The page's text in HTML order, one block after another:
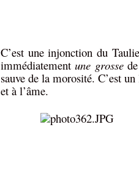
C’est une injonction du
immédiatementune grossede
sauve de la morosité. C’est
et à l’âme.